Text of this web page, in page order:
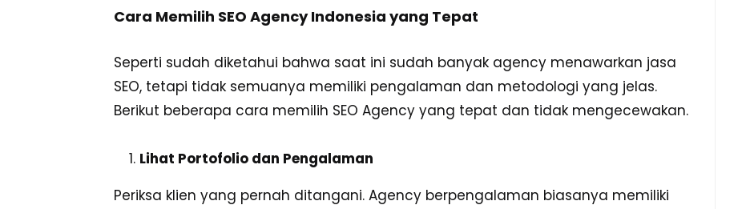
Cara Memilih SEO Agency Indonesia yang Tepat
Seperti sudah diketahui bahwa saat ini sudah banyak agency menawarkan jasa
SEO, tetapi tidak semuanya memiliki pengalaman dan metodologi yang jelas.
Berikut beberapa cara memilih SEO Agency yang tepat dan tidak mengecewakan.
Lihat Portofolio dan Pengalaman
Periksa klien yang pernah ditangani. Agency berpengalaman biasanya memiliki